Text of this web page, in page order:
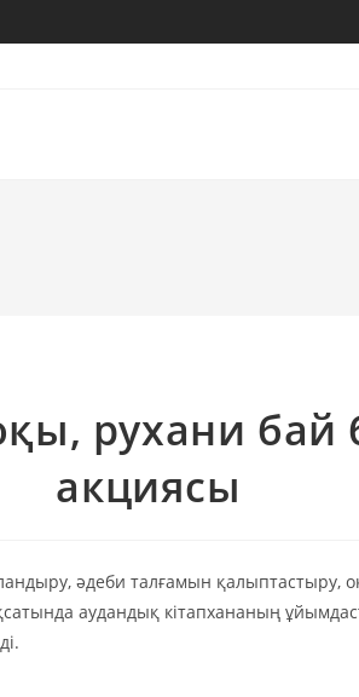
рухани бай
акциясы
әдеби талғамын қалыптастыру,
аудандық кітапхананың